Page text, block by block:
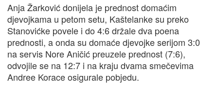
Anja Žarković donijela je prednost domaćim
djevojkama u petom setu, Kaštelanke su preko
Stanovićke povele i do 4:6 držale dva poena
prednosti, a onda su domaće djevojke serijom 3:0
na servis Nore Aničić preuzele prednost (7:6),
odvojile se na 12:7 i na kraju dvama smečevima
Andree Korace osigurale pobjedu.